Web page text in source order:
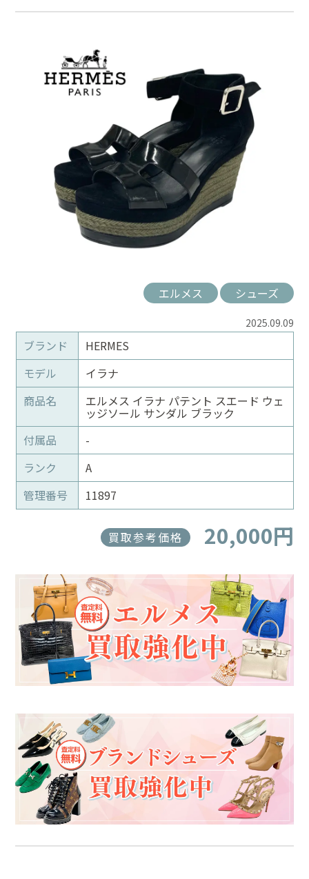
エルメス シューズ
2025.09.09
ブランド
HERMES
モデル
イラナ
商品名
エルメス イラナ パテント スエード ウェ
ッジソール サンダル ブラック
付属品
-
ランク
A
管理番号
11897
買取参考価格 20,000円